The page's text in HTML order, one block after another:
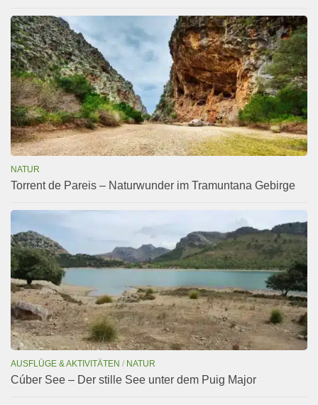
NATUR
Torrent de Pareis – Naturwunder im Tramuntana Gebirge
AUSFLÜGE & AKTIVITÄTEN / NATUR
Cúber See – Der stille See unter dem Puig Major